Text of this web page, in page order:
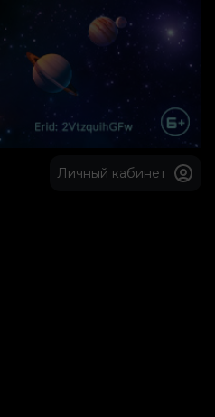
Личный кабинет